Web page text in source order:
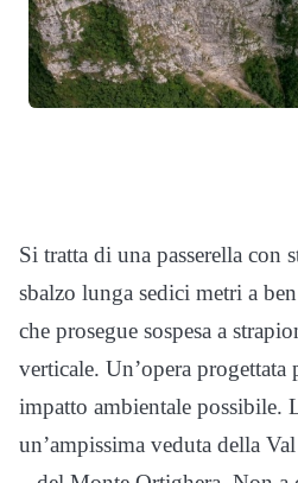
Si tratta di una passerella con
sbalzo lunga sedici metri a
che prosegue sospesa a
verticale. Un’opera
impatto ambientale possibile.
un’ampissima veduta della